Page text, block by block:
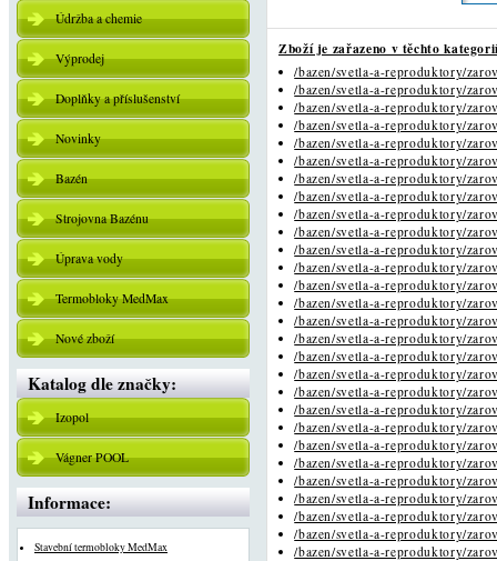
Údržba a chemie
Výprodej
Doplňky a příslušenství
Novinky
Bazén
Strojovna Bazénu
Úprava vody
Termobloky MedMax
Nové zboží
Katalog dle značky:
Izopol
Vágner POOL
Informace:
Stavební termobloky MedMax
Zboží je zařazeno v těchto
/bazen/svetla-a-reproduktory/
/bazen/svetla-a-reproduktory/
/bazen/svetla-a-reproduktory/
/bazen/svetla-a-reproduktory/
/bazen/svetla-a-reproduktory/
/bazen/svetla-a-reproduktory/
/bazen/svetla-a-reproduktory/
/bazen/svetla-a-reproduktory/
/bazen/svetla-a-reproduktory/
/bazen/svetla-a-reproduktory/
/bazen/svetla-a-reproduktory/
/bazen/svetla-a-reproduktory/
/bazen/svetla-a-reproduktory/
/bazen/svetla-a-reproduktory/
/bazen/svetla-a-reproduktory/
/bazen/svetla-a-reproduktory/
/bazen/svetla-a-reproduktory/
/bazen/svetla-a-reproduktory/
/bazen/svetla-a-reproduktory/
/bazen/svetla-a-reproduktory/
/bazen/svetla-a-reproduktory/
/bazen/svetla-a-reproduktory/
/bazen/svetla-a-reproduktory/
/bazen/svetla-a-reproduktory/
/bazen/svetla-a-reproduktory/
/bazen/svetla-a-reproduktory/
/bazen/svetla-a-reproduktory/
/bazen/svetla-a-reproduktory/